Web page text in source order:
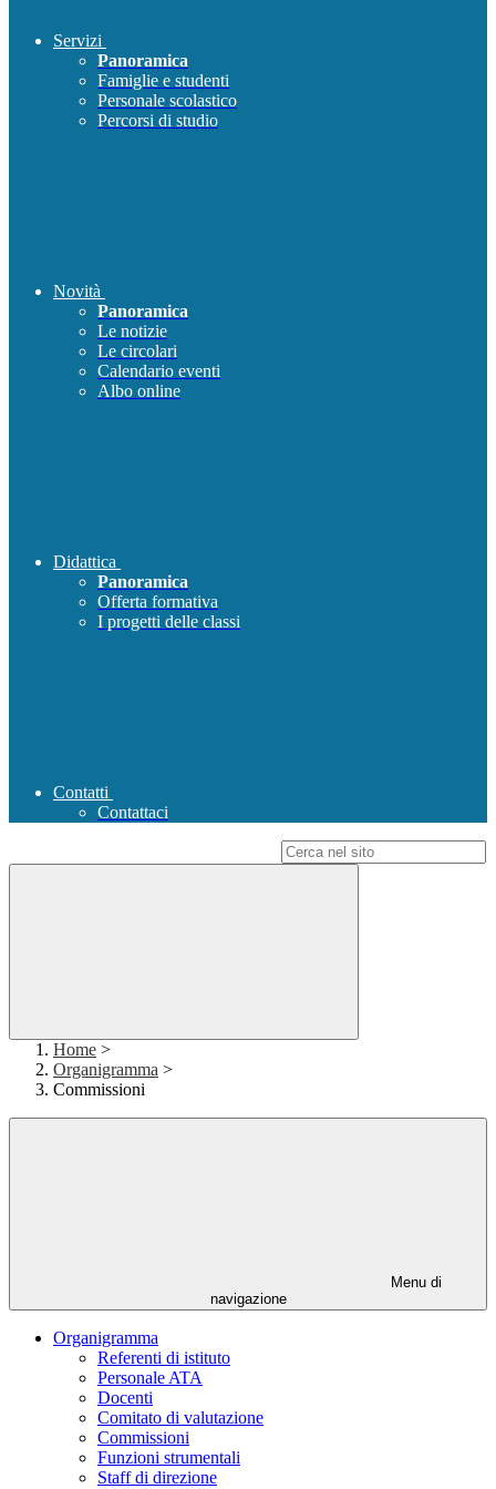
Servizi
Panoramica
Famiglie e studenti
Personale scolastico
Percorsi di studio
Novità
Panoramica
Le notizie
Le circolari
Calendario eventi
Albo online
Didattica
Panoramica
Offerta formativa
I progetti delle classi
Contatti
Contattaci
Home >
Organigramma >
Commissioni
Menu di
navigazione
Organigramma
Referenti di istituto
Personale ATA
Docenti
Comitato di valutazione
Commissioni
Funzioni strumentali
Staff di direzione